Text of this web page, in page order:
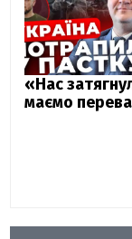
«Нас
маємо